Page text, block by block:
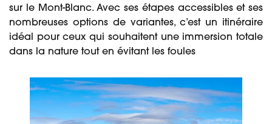
sur le Mont-Blanc. Avec ses étapes accessibles et ses
nombreuses options de variantes, c’est un itinéraire
idéal pour ceux qui souhaitent une immersion totale
dans la nature tout en évitant les foules